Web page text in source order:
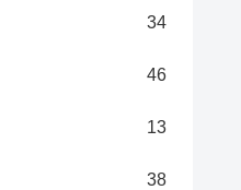
34
46
13
38